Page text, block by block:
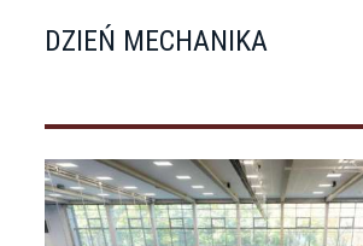
DZIEŃ MECHANIKA